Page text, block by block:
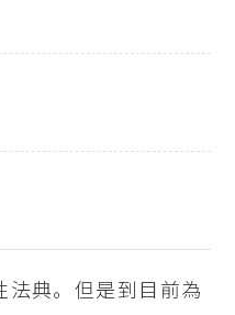
法典。但是到目前為